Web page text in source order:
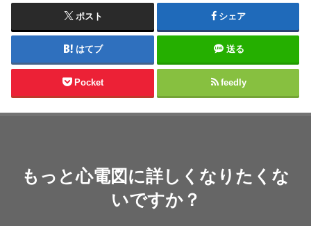
ポスト シェア
はてブ 送る
Pocket feedly
もっと心電図に詳しくなりたくな
いですか？